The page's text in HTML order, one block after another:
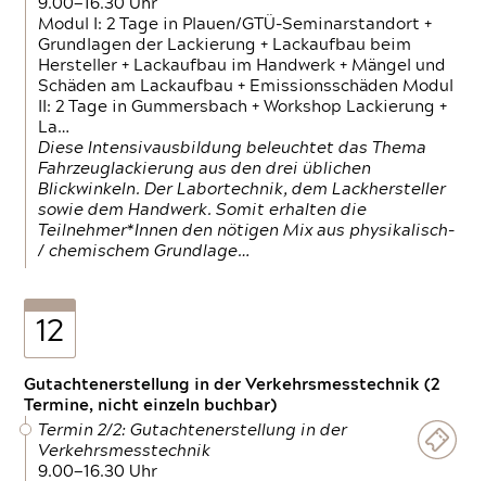
9.00—16.30 Uhr
Modul I: 2 Tage in Plauen/GTÜ-Seminarstandort +
Grundlagen der Lackierung + Lackaufbau beim
Hersteller + Lackaufbau im Handwerk + Mängel und
Schäden am Lackaufbau + Emissionsschäden Modul
II: 2 Tage in Gummersbach + Workshop Lackierung +
La…
Diese Intensivausbildung beleuchtet das Thema
Fahrzeuglackierung aus den drei üblichen
Blickwinkeln. Der Labortechnik, dem Lackhersteller
sowie dem Handwerk. Somit erhalten die
Teilnehmer*Innen den nötigen Mix aus physikalisch-
/ chemischem Grundlage…
12
Gutachtenerstellung in der Verkehrsmesstechnik (2
Termine, nicht einzeln buchbar)
Termin 2/2: Gutachtenerstellung in der
Verkehrsmesstechnik
9.00—16.30 Uhr